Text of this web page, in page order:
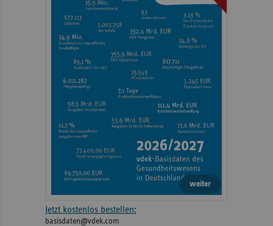
weiter
Jetzt kostenlos bestellen:
basisdaten@vdek.com